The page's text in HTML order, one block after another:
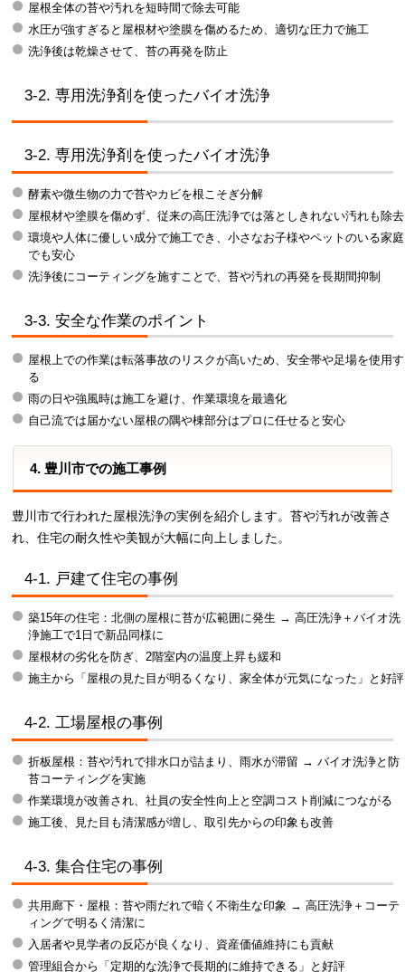
屋根全体の苔や汚れを短時間で除去可能
水圧が強すぎると屋根材や塗膜を傷めるため、適切な圧力で施工
洗浄後は乾燥させて、苔の再発を防止
3-2. 専用洗浄剤を使ったバイオ洗浄
3-2. 専用洗浄剤を使ったバイオ洗浄
酵素や微生物の力で苔やカビを根こそぎ分解
屋根材や塗膜を傷めず、従来の高圧洗浄では落としきれない汚れも除去
環境や人体に優しい成分で施工でき、小さなお子様やペットのいる家庭
でも安心
洗浄後にコーティングを施すことで、苔や汚れの再発を長期間抑制
3-3. 安全な作業のポイント
屋根上での作業は転落事故のリスクが高いため、安全帯や足場を使用す
る
雨の日や強風時は施工を避け、作業環境を最適化
自己流では届かない屋根の隅や棟部分はプロに任せると安心
4. 豊川市での施工事例
豊川市で行われた屋根洗浄の実例を紹介します。苔や汚れが改善さ
れ、住宅の耐久性や美観が大幅に向上しました。
4-1. 戸建て住宅の事例
築15年の住宅：北側の屋根に苔が広範囲に発生 → 高圧洗浄＋バイオ洗
浄施工で1日で新品同様に
屋根材の劣化を防ぎ、2階室内の温度上昇も緩和
施主から「屋根の見た目が明るくなり、家全体が元気になった」と好評
4-2. 工場屋根の事例
折板屋根：苔や汚れで排水口が詰まり、雨水が滞留 → バイオ洗浄と防
苔コーティングを実施
作業環境が改善され、社員の安全性向上と空調コスト削減につながる
施工後、見た目も清潔感が増し、取引先からの印象も改善
4-3. 集合住宅の事例
共用廊下・屋根：苔や雨だれで暗く不衛生な印象 → 高圧洗浄＋コーテ
ィングで明るく清潔に
入居者や見学者の反応が良くなり、資産価値維持にも貢献
管理組合から「定期的な洗浄で長期的に維持できる」と好評